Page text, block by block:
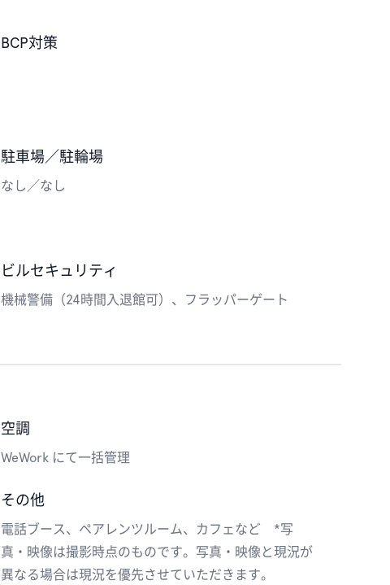
BCP対策
駐車場／駐輪場
なし／なし
ビルセキュリティ
機械警備（24時間入退館可）、フラッパーゲート
空調
WeWork にて一括管理
その他
電話ブース、ペアレンツルーム、カフェなど *写
真・映像は撮影時点のものです。写真・映像と現況が
異なる場合は現況を優先させていただきます。